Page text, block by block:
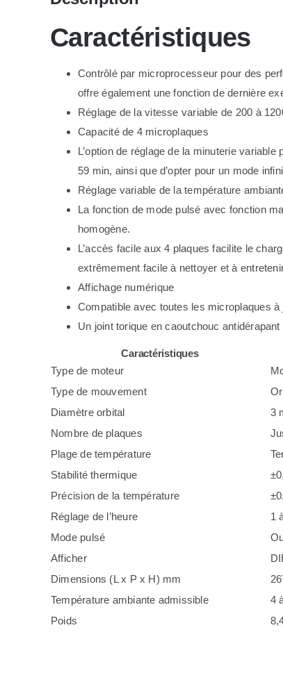
Caractéristiques
Contrôlé par microprocesseur pour des
offre également une fonction de dernière
Réglage de la vitesse variable de 200 à
Capacité de 4 microplaques
L’option de réglage de la minuterie
59 min, ainsi que d’opter pour un mode
Réglage variable de la température
La fonction de mode pulsé avec fonction
homogène.
L’accès facile aux 4 plaques facilite le
extrêmement facile à nettoyer et à
Affichage numérique
Compatible avec toutes les microplaques à
Un joint torique en caoutchouc
Caractéristiques
Type de moteur
Type de mouvement
Diamètre orbital
3
Nombre de plaques
Plage de température
Stabilité thermique
Précision de la température
Réglage de l’heure
1
Mode pulsé
Afficher
Dimensions (L x P x H) mm
Température ambiante admissible
4
Poids